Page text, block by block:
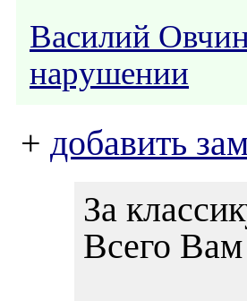
Василий
нарушении
+ добавить
За
Всего